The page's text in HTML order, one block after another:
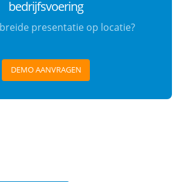
bedrijfsvoering
presentatie op locatie?
DEMO AANVRAGEN